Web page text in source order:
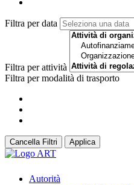
Filtra per data
Filtra per attività
Filtra per modalità di trasporto
Cancella Filtri Applica
Autorità